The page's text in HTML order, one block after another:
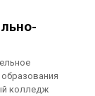
колледж